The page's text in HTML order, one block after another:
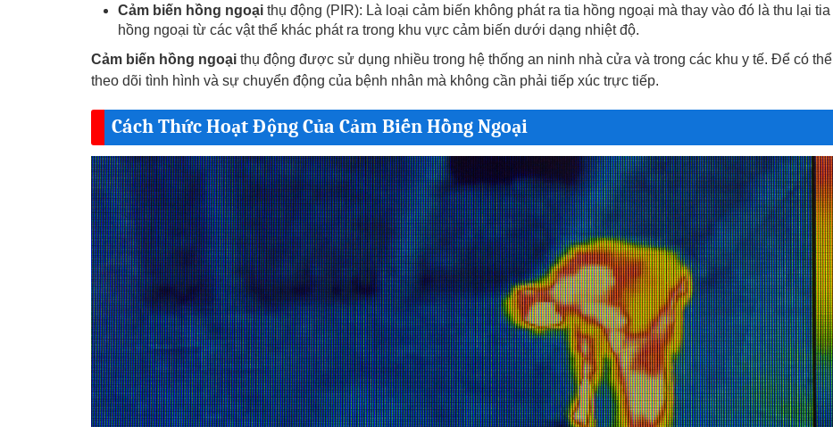
Cảm biến hồng ngoại thụ động (PIR): Là loại cảm biến không phát ra tia hồng ngoại mà thay vào đó là thu lại tia
hồng ngoại từ các vật thể khác phát ra trong khu vực cảm biến dưới dạng nhiệt độ.
Cảm biến hồng ngoại thụ động được sử dụng nhiều trong hệ thống an ninh nhà cửa và trong các khu y tế. Để có thể
theo dõi tình hình và sự chuyển động của bệnh nhân mà không cần phải tiếp xúc trực tiếp.
Cách Thức Hoạt Động Của Cảm Biến Hồng Ngoại